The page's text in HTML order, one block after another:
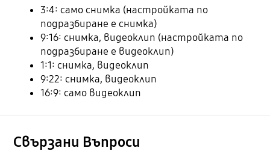
3:4: само снимка (настройката по
подразбиране е снимка)
9:16: снимка, видеоклип (настройката по
подразбиране е видеоклип)
1:1: снимка, видеоклип
9:22: снимка, видеоклип
16:9: само видеоклип
Свързани Bъпроси